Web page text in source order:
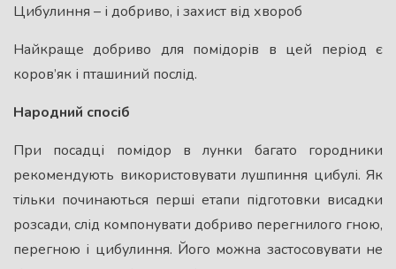
Цибулиння – і добриво, і захист від хвороб
Найкраще добриво для помідорів в цей період є
коров’як і пташиний послід.
Народний спосіб
При посадці помідор в лунки багато городники
рекомендують використовувати лушпиння цибулі. Як
тільки починаються перші етапи підготовки висадки
розсади, слід компонувати добриво перегнилого гною,
перегною і цибулиння. Його можна застосовувати не